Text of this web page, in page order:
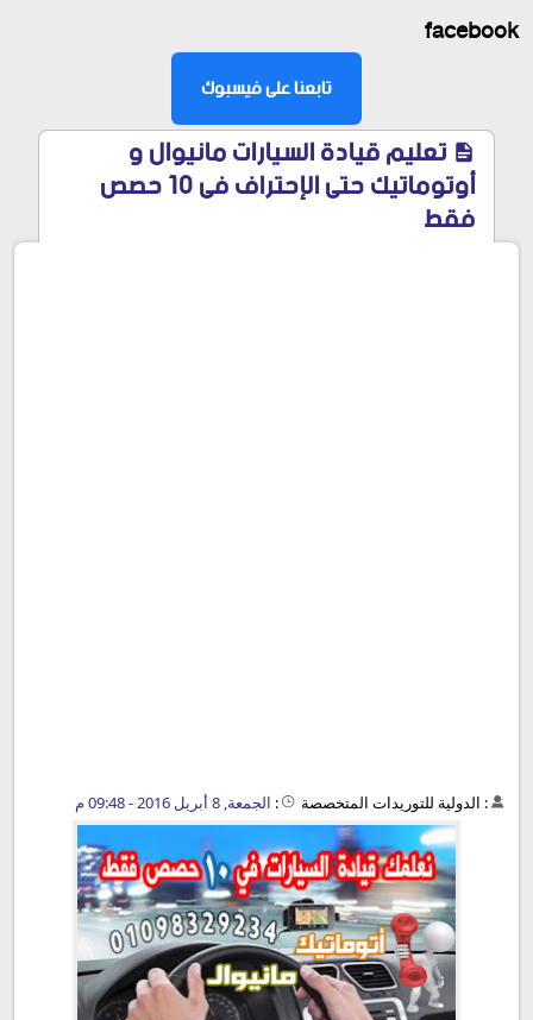
facebook
تابعنا على فيسبوك
تعليم قيادة السيارات مانيوال و
أوتوماتيك حتى الإحتراف فى 10 حصص
فقط
: الدولية للتوريدات المتخصصة : الجمعة, 8 أبريل 2016 - 09:48 م